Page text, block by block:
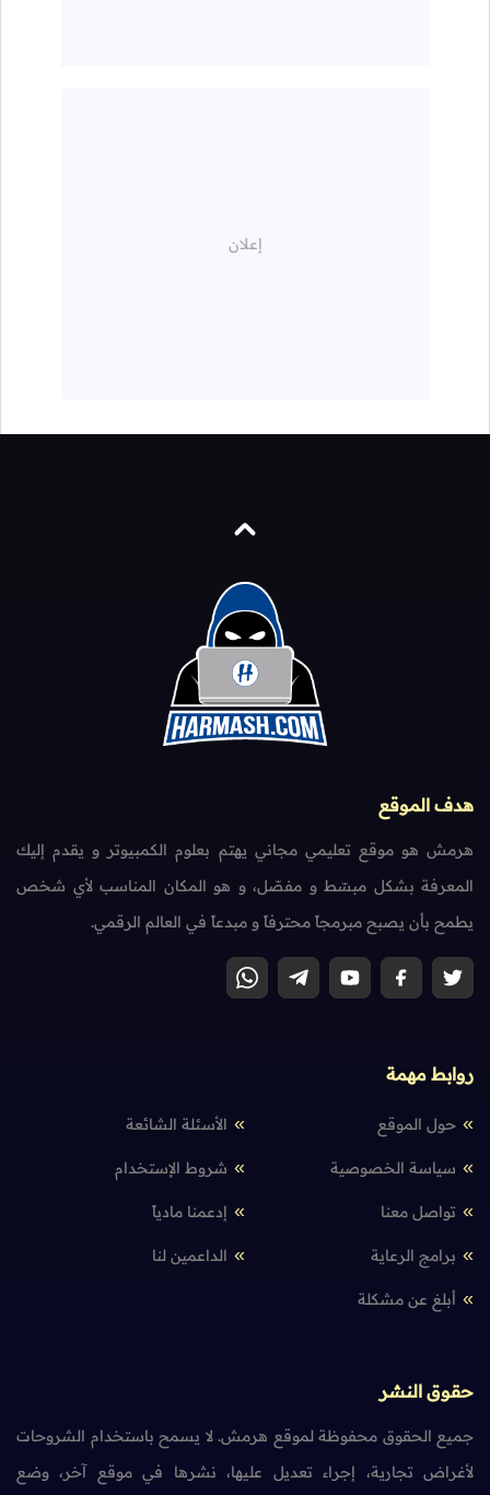
هدف الموقع
هرمش هو موقع تعليمي مجاني يهتم بعلوم الكمبيوتر و يقدم إليك
المعرفة بشكل مبسّط و مفصّل، و هو المكان المناسب لأي شخص
يطمح بأن يصبح مبرمجاً محترفاً و مبدعاً في العالم الرقمي.
روابط مهمة
حول الموقع الأسئلة الشائعة
سياسة الخصوصية شروط الإستخدام
تواصل معنا إدعمنا مادياً
برامج الرعاية الداعمين لنا
أبلغ عن مشكلة
حقوق النشر
جميع الحقوق محفوظة لموقع هرمش. لا يسمح باستخدام الشروحات
لأغراض تجارية، إجراء تعديل عليها، نشرها في موقع آخر، وضع